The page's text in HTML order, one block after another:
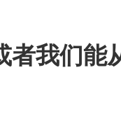
者我们能